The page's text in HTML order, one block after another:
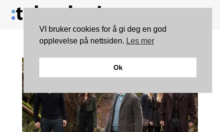
VI bruker cookies for å gi deg en god
opplevelse på nettsiden. Les mer
Ok